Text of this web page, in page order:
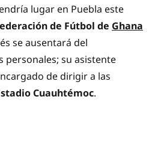
lugar en Puebla este
de Fútbol de Ghana
se ausentará del
su asistente
de dirigir a las
Cuauhtémoc.